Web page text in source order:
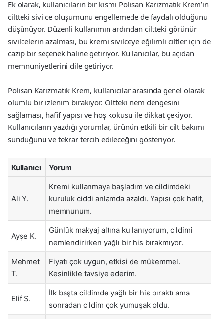
Ek olarak, kullanıcıların bir kısmı Polisan Karizmatik Krem’in
ciltteki sivilce oluşumunu engellemede de faydalı olduğunu
düşünüyor. Düzenli kullanımın ardından ciltteki görünür
sivilcelerin azalması, bu kremi sivilceye eğilimli ciltler için de
cazip bir seçenek haline getiriyor. Kullanıcılar, bu açıdan
memnuniyetlerini dile getiriyor.
Polisan Karizmatik Krem, kullanıcılar arasında genel olarak
olumlu bir izlenim bırakıyor. Ciltteki nem dengesini
sağlaması, hafif yapısı ve hoş kokusu ile dikkat çekiyor.
Kullanıcıların yazdığı yorumlar, ürünün etkili bir cilt bakımı
sunduğunu ve tekrar tercih edileceğini gösteriyor.
Kullanıcı Yorum
Ali Y.
Kremi kullanmaya başladım ve cildimdeki
kuruluk ciddi anlamda azaldı. Yapısı çok hafif,
memnunum.
Ayşe K.
Günlük makyaj altına kullanıyorum, cildimi
nemlendirirken yağlı bir his bırakmıyor.
Mehmet
T.
Fiyatı çok uygun, etkisi de mükemmel.
Kesinlikle tavsiye ederim.
Elif S.
İlk başta cildimde yağlı bir his bıraktı ama
sonradan cildim çok yumuşak oldu.